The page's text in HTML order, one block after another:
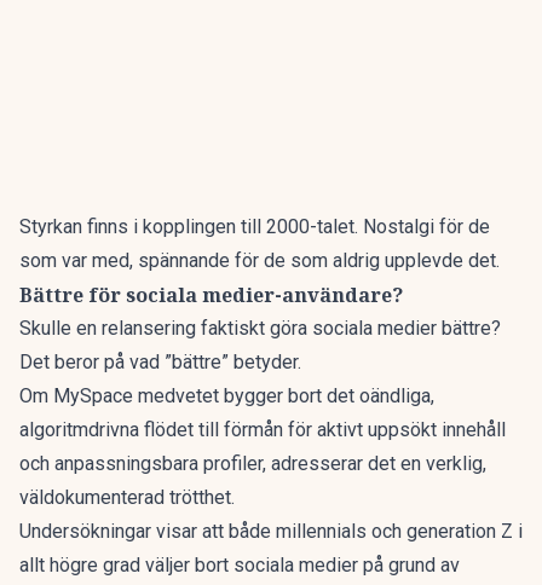
Styrkan finns i kopplingen till 2000-talet. Nostalgi för de
som var med, spännande för de som aldrig upplevde det.
Bättre för sociala medier-användare?
Skulle en relansering faktiskt göra sociala medier bättre?
Det beror på vad ”bättre” betyder.
Om MySpace medvetet bygger bort det oändliga,
algoritmdrivna flödet till förmån för aktivt uppsökt innehåll
och anpassningsbara profiler, adresserar det en verklig,
väldokumenterad trötthet.
Undersökningar visar att både millennials och generation Z i
allt högre grad väljer bort sociala medier på grund av